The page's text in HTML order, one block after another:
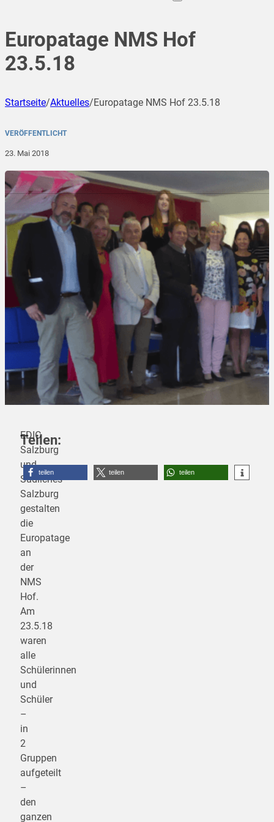
Europatage NMS Hof
23.5.18
Startseite/Aktuelles/Europatage NMS Hof 23.5.18
VERÖFFENTLICHT
23. Mai 2018
EDIC
Salzburg
und
Südliches
Salzburg
gestalten
die
Europatage
an
der
NMS
Hof.
Am
23.5.18
waren
alle
Schülerinnen
und
Schüler
–
in
2
Gruppen
aufgeteilt
–
den
ganzen
Teilen:
teilen teilen teilen